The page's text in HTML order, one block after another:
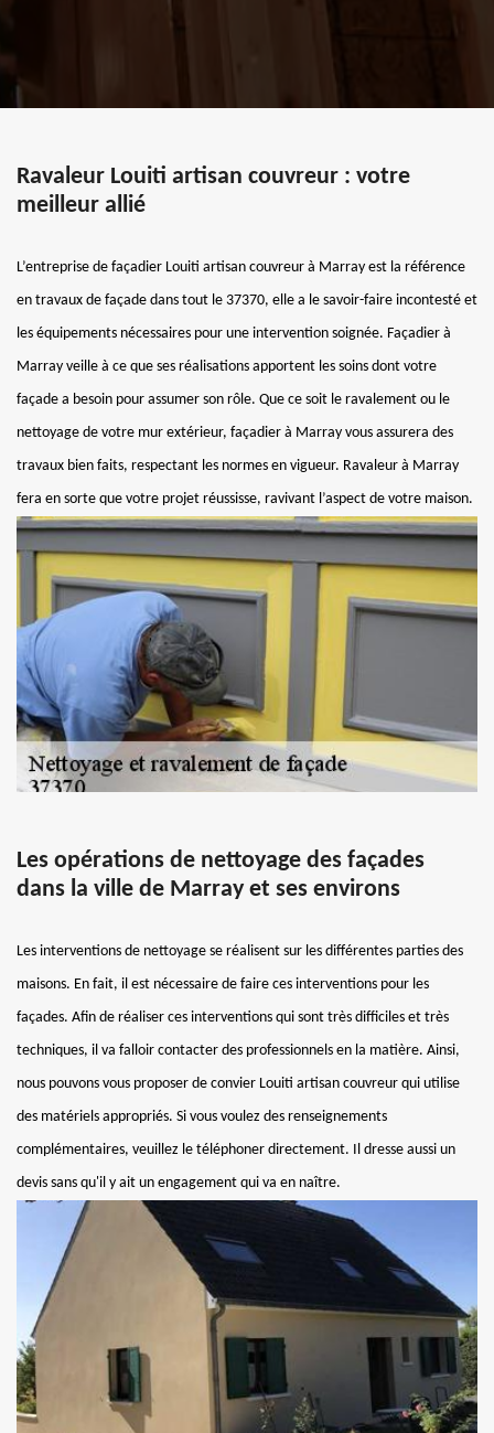
Ravaleur Louiti artisan couvreur : votre
meilleur allié
L’entreprise de façadier Louiti artisan couvreur à Marray est la référence
en travaux de façade dans tout le 37370, elle a le savoir-faire incontesté et
les équipements nécessaires pour une intervention soignée. Façadier à
Marray veille à ce que ses réalisations apportent les soins dont votre
façade a besoin pour assumer son rôle. Que ce soit le ravalement ou le
nettoyage de votre mur extérieur, façadier à Marray vous assurera des
travaux bien faits, respectant les normes en vigueur. Ravaleur à Marray
fera en sorte que votre projet réussisse, ravivant l’aspect de votre maison.
Les opérations de nettoyage des façades
dans la ville de Marray et ses environs
Les interventions de nettoyage se réalisent sur les différentes parties des
maisons. En fait, il est nécessaire de faire ces interventions pour les
façades. Afin de réaliser ces interventions qui sont très difficiles et très
techniques, il va falloir contacter des professionnels en la matière. Ainsi,
nous pouvons vous proposer de convier Louiti artisan couvreur qui utilise
des matériels appropriés. Si vous voulez des renseignements
complémentaires, veuillez le téléphoner directement. Il dresse aussi un
devis sans qu'il y ait un engagement qui va en naître.